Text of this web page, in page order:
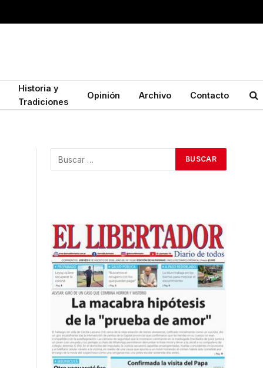
Historia y
Tradiciones
Opinión Archivo Contacto